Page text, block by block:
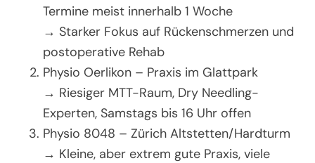
Termine meist innerhalb 1 Woche
→ Starker Fokus auf Rückenschmerzen und
postoperative Rehab
Physio Oerlikon – Praxis im Glattpark
→ Riesiger MTT-Raum, Dry Needling-
Experten, Samstags bis 16 Uhr offen
Physio 8048 – Zürich Altstetten/Hardturm
→ Kleine, aber extrem gute Praxis, viele